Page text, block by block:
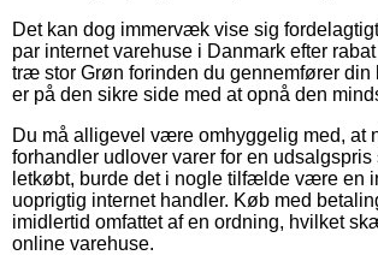
Det kan dog immervæk vise sig
par internet varehuse i Danmark efter
træ stor Grøn forinden du gennemfører din
er på den sikre side med at opnå den
Du må alligevel være omhyggelig med, at
forhandler udlover varer for en
letkøbt, burde det i nogle tilfælde være en
uoprigtig internet handler. Køb med
imidlertid omfattet af en ordning, hvilket
online varehuse.